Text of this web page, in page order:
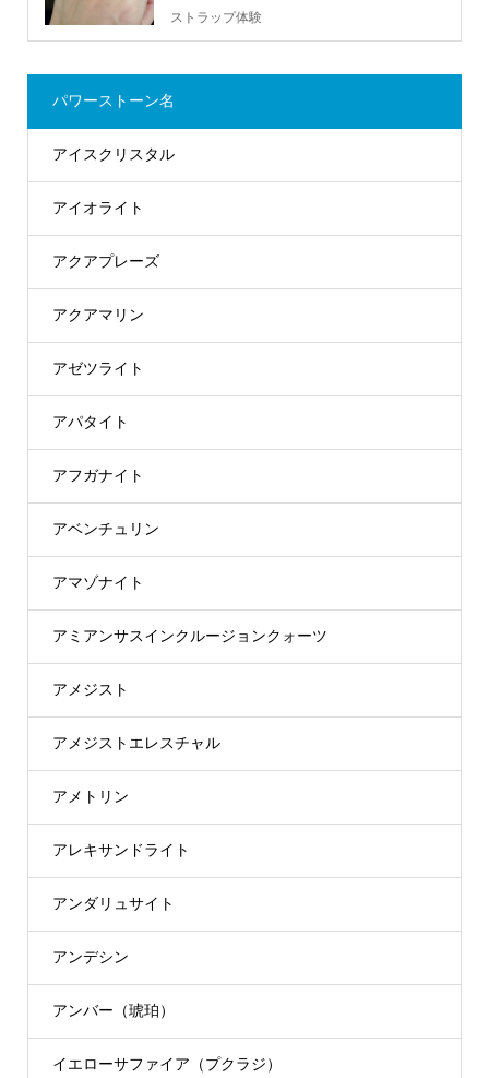
ストラップ体験
パワーストーン名
アイスクリスタル
アイオライト
アクアプレーズ
アクアマリン
アゼツライト
アパタイト
アフガナイト
アベンチュリン
アマゾナイト
アミアンサスインクルージョンクォーツ
アメジスト
アメジストエレスチャル
アメトリン
アレキサンドライト
アンダリュサイト
アンデシン
アンバー（琥珀）
イエローサファイア（プクラジ）